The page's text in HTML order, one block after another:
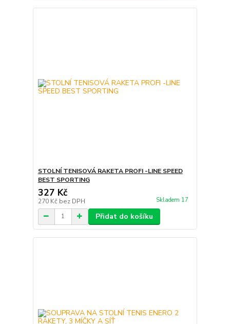
STOLNÍ TENISOVÁ RAKETA PROFI -LINE SPEED
BEST SPORTING
327 Kč
270 Kč bez DPH Skladem 17
Přidat do košíku